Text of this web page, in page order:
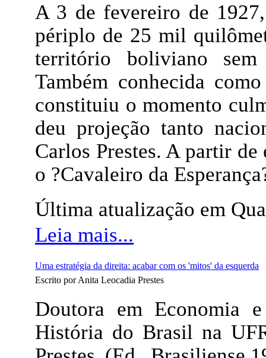
A 3 de fevereiro de
périplo de 25 mil
território boliviano
Também conhecida
constituiu o momento
deu projeção tanto
Carlos Prestes. A partir
o ?Cavaleiro da
Última atualização em
Leia mais...
Uma estratégia da direita: acabar com os 'mitos' da esquerda
Escrito por Anita Leocadia Prestes
Doutora em Economia
História do Brasil na